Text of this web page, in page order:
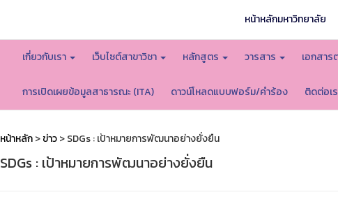
หน้าหลักมหาวิทยาลัย
เกี่ยวกับเรา เว็บไซต์สาขาวิชา หลักสูตร วารสาร เอกสาร
การเปิดเผยข้อมูลสาธารณะ (ITA) ดาวน์โหลดแบบฟอร์ม/คำร้อง ติดต่อเ
หน้าหลัก>ข่าว> SDGs : เป้าหมายการพัฒนาอย่างยั่งยืน
SDGs : เป้าหมายการพัฒนาอย่างยั่งยืน